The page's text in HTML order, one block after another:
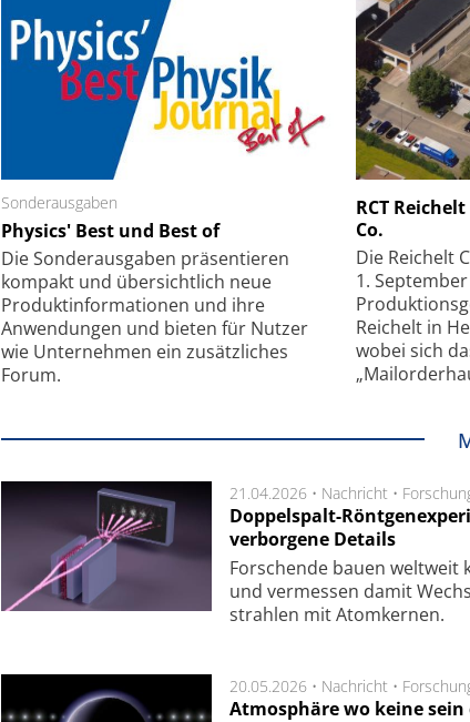
Sonderausgaben
Physics' Best und Best of
Die Sonder­ausgaben präsentieren
kompakt und übersichtlich neue
Produkt­informationen und ihre
Anwendungen und bieten für Nutzer
wie Unternehmen ein zusätzliches
Forum.
RCT
Co.
Die Reichelt
1.
Reichelt in
wobei sich
Faserkoppler mit Super-
Feinfokussierungsmechanismus
21.04.2026 • Nachricht •
Doppelspalt-
verborgene Details
For­schen­de bau­en
und ver­mes­sen da­mit
strah­len mit Atom­ker­nen.
20.05.2026 • Nachricht •
Atmosphäre wo keine